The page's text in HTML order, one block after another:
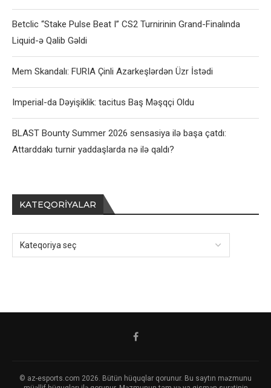
Betclic “Stake Pulse Beat I” CS2 Turnirinin Grand-Finalında
Liquid-ə Qalib Gəldi
Mem Skandalı: FURIA Çinli Azarkeşlərdən Üzr İstədi
Imperial-da Dəyişiklik: tacitus Baş Məşqçi Oldu
BLAST Bounty Summer 2026 sensasiya ilə başa çatdı:
Attarddakı turnir yaddaşlarda nə ilə qaldı?
KATEQORIYALAR
© az-esports.com 2026. Bütün hüquqlar qorunur. Bu saytın məzmunu